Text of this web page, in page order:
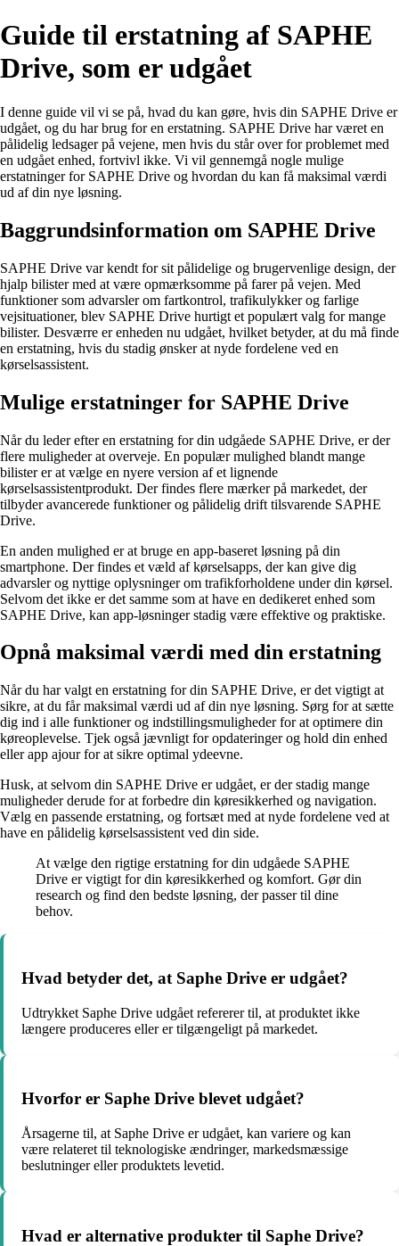
Guide til erstatning af SAPHE
Drive, som er udgået
I denne guide vil vi se på, hvad du kan gøre, hvis din SAPHE Drive er
udgået, og du har brug for en erstatning. SAPHE Drive har været en
pålidelig ledsager på vejene, men hvis du står over for problemet med
en udgået enhed, fortvivl ikke. Vi vil gennemgå nogle mulige
erstatninger for SAPHE Drive og hvordan du kan få maksimal værdi
ud af din nye løsning.
Baggrundsinformation om SAPHE Drive
SAPHE Drive var kendt for sit pålidelige og brugervenlige design, der
hjalp bilister med at være opmærksomme på farer på vejen. Med
funktioner som advarsler om fartkontrol, trafikulykker og farlige
vejsituationer, blev SAPHE Drive hurtigt et populært valg for mange
bilister. Desværre er enheden nu udgået, hvilket betyder, at du må finde
en erstatning, hvis du stadig ønsker at nyde fordelene ved en
kørselsassistent.
Mulige erstatninger for SAPHE Drive
Når du leder efter en erstatning for din udgåede SAPHE Drive, er der
flere muligheder at overveje. En populær mulighed blandt mange
bilister er at vælge en nyere version af et lignende
kørselsassistentprodukt. Der findes flere mærker på markedet, der
tilbyder avancerede funktioner og pålidelig drift tilsvarende SAPHE
Drive.
En anden mulighed er at bruge en app-baseret løsning på din
smartphone. Der findes et væld af kørselsapps, der kan give dig
advarsler og nyttige oplysninger om trafikforholdene under din kørsel.
Selvom det ikke er det samme som at have en dedikeret enhed som
SAPHE Drive, kan app-løsninger stadig være effektive og praktiske.
Opnå maksimal værdi med din erstatning
Når du har valgt en erstatning for din SAPHE Drive, er det vigtigt at
sikre, at du får maksimal værdi ud af din nye løsning. Sørg for at sætte
dig ind i alle funktioner og indstillingsmuligheder for at optimere din
køreoplevelse. Tjek også jævnligt for opdateringer og hold din enhed
eller app ajour for at sikre optimal ydeevne.
Husk, at selvom din SAPHE Drive er udgået, er der stadig mange
muligheder derude for at forbedre din køresikkerhed og navigation.
Vælg en passende erstatning, og fortsæt med at nyde fordelene ved at
have en pålidelig kørselsassistent ved din side.
At vælge den rigtige erstatning for din udgåede SAPHE
Drive er vigtigt for din køresikkerhed og komfort. Gør din
research og find den bedste løsning, der passer til dine
behov.
Hvad betyder det, at Saphe Drive er udgået?
Udtrykket Saphe Drive udgået refererer til, at produktet ikke
længere produceres eller er tilgængeligt på markedet.
Hvorfor er Saphe Drive blevet udgået?
Årsagerne til, at Saphe Drive er udgået, kan variere og kan
være relateret til teknologiske ændringer, markedsmæssige
beslutninger eller produktets levetid.
Hvad er alternative produkter til Saphe Drive?